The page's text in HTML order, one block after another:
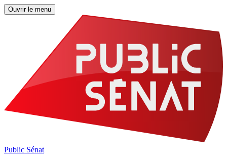
Ouvrir le menu
Public Sénat